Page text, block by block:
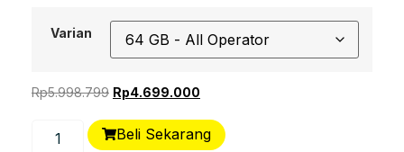
Varian
Rp5.998.799 Rp4.699.000
Beli Sekarang